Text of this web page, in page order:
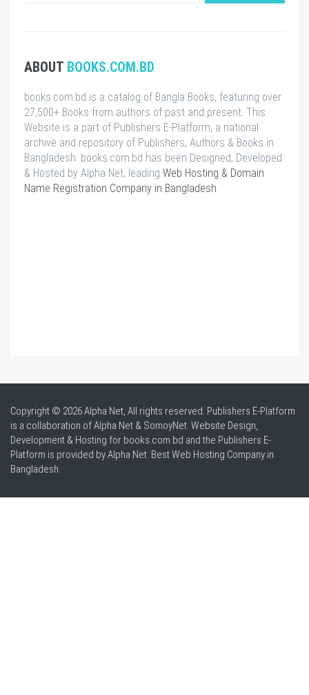
ABOUT BOOKS.COM.BD
books.com.bd is a catalog of Bangla Books, featuring over
27,500+ Books from authors of past and present. This
Website is a part of Publishers E-Platform, a national
archive and repository of Publishers, Authors & Books in
Bangladesh. books.com.bd has been Designed, Developed
& Hosted by Alpha Net, leading Web Hosting & Domain
Name Registration Company in Bangladesh
Copyright © 2026 Alpha Net, All rights reserved. Publishers E-Platform
is a collaboration of Alpha Net & SomoyNet. Website Design,
Development & Hosting for books.com.bd and the Publishers E-
Platform is provided by Alpha Net. BestWeb Hosting Company in
Bangladesh.